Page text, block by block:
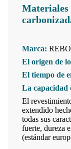
Materiales
Marca: REBO
El origen de
El tiempo de
La capacidad
El
extendido
todas sus
fuerte, dureza
(estándar